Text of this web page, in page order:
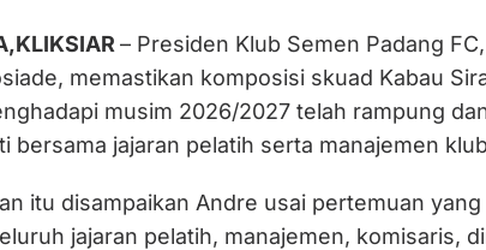
– Presiden Klub Semen Padang FC,
memastikan komposisi skuad Kabau
musim 2026/2027 telah rampung
bersama jajaran pelatih serta manajemen
itu disampaikan Andre usai pertemuan yang
jajaran pelatih, manajemen, komisaris,